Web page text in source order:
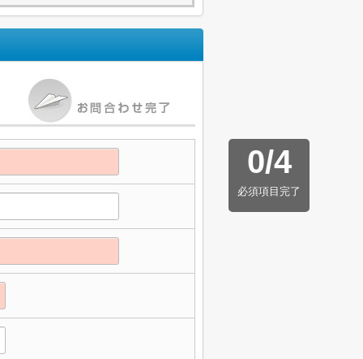
0/4
必須項目完了